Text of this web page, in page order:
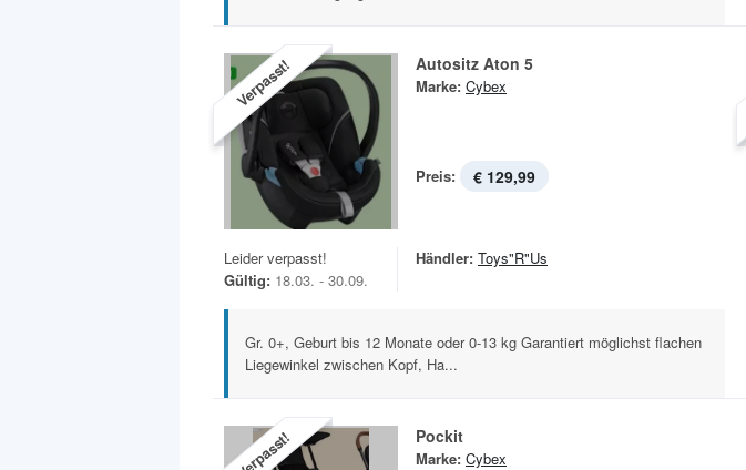
Verpasst! Autositz Aton 5
Marke: Cybex
Preis: € 129,99
Leider verpasst!
Gültig: 18.03. - 30.09.
Händler: Toys"R"Us
Gr. 0+, Geburt bis 12 Monate oder 0-13 kg Garantiert möglichst flachen
Liegewinkel zwischen Kopf, Ha...
Verpasst! Pockit
Marke: Cybex